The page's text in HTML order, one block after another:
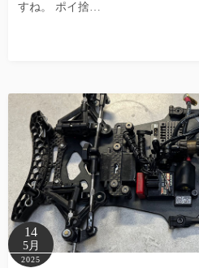
すね。 ポイ捨…
14
5月
2025